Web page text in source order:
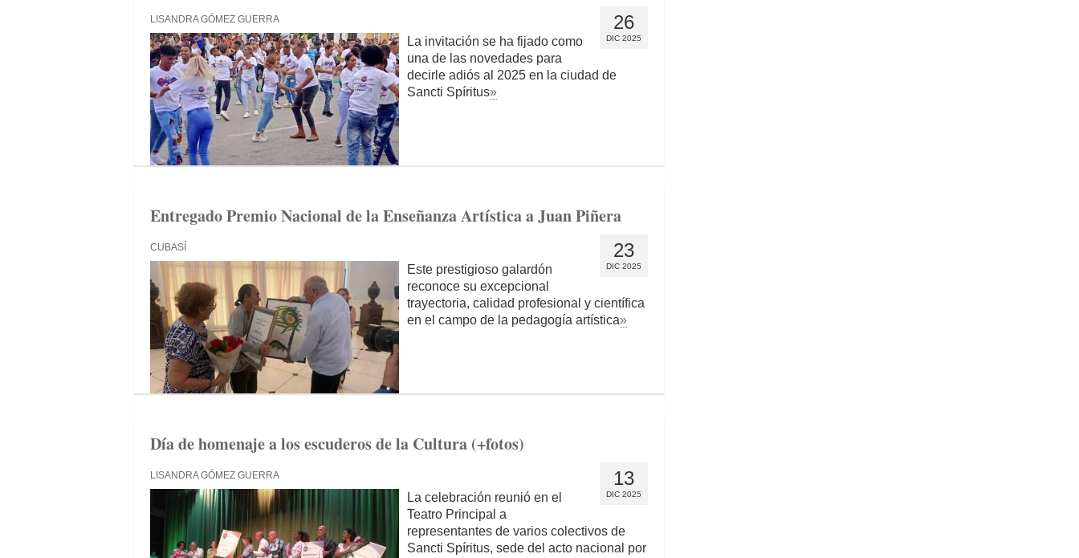
26
DIC 2025
LISANDRA GÓMEZ GUERRA
La invitación se ha fijado como
una de las novedades para
decirle adiós al 2025 en la ciudad de
Sancti Spíritus»
Entregado Premio Nacional de la Enseñanza Artística a Juan Piñera
23
DIC 2025
CUBASÍ
Este prestigioso galardón
reconoce su excepcional
trayectoria, calidad profesional y científica
en el campo de la pedagogía artística»
Día de homenaje a los escuderos de la Cultura (+fotos)
13
DIC 2025
LISANDRA GÓMEZ GUERRA
La celebración reunió en el
Teatro Principal a
representantes de varios colectivos de
Sancti Spíritus, sede del acto nacional por